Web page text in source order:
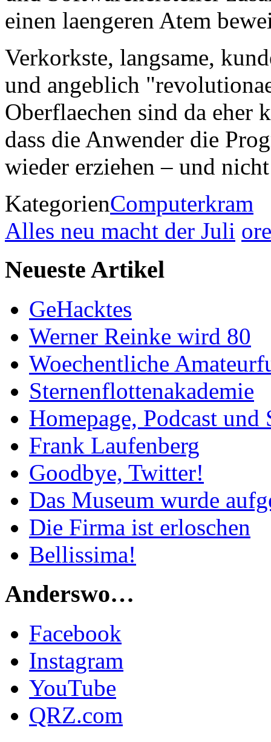
einen laengeren Atem
Verkorkste, langsame,
und angeblich
Oberflaechen sind da
dass die Anwender die
wieder erziehen – und
KategorienComputerkram
Alles neu macht der Juli
Neueste Artikel
GeHacktes
Werner Reinke wird 80
Woechentliche
Sternenflottenakademie
Homepage, Podcast
Frank Laufenberg
Goodbye, Twitter!
Das Museum wurde
Die Firma ist erloschen
Bellissima!
Anderswo…
Facebook
Instagram
YouTube
QRZ.com